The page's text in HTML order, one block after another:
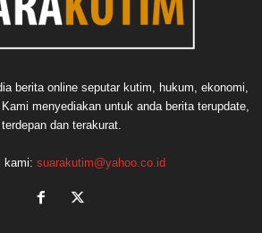
berita online seputar kutim, hukum, ekonomi,
menyediakan untuk anda berita terupdate,
terdepan dan terakurat.
kami: suarakutim@yahoo.co.id